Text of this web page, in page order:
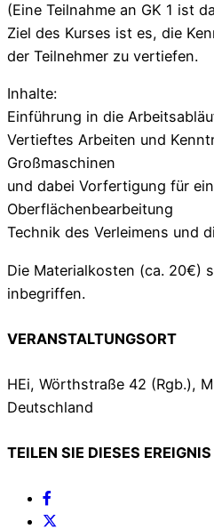
(Eine Teilnahme an GK 1 ist
Ziel des Kurses ist es, die
der Teilnehmer zu vertiefen.
Inhalte:
Einführung in die
Vertieftes Arbeiten und
Großmaschinen
und dabei Vorfertigung für
Oberflächenbearbeitung
Technik des Verleimens und
Die Materialkosten (ca. 20€)
inbegriffen.
VERANSTALTUNGSORT
HEi, Wörthstraße 42 (Rgb.),
Deutschland
TEILEN SIE DIESES EREIGNIS